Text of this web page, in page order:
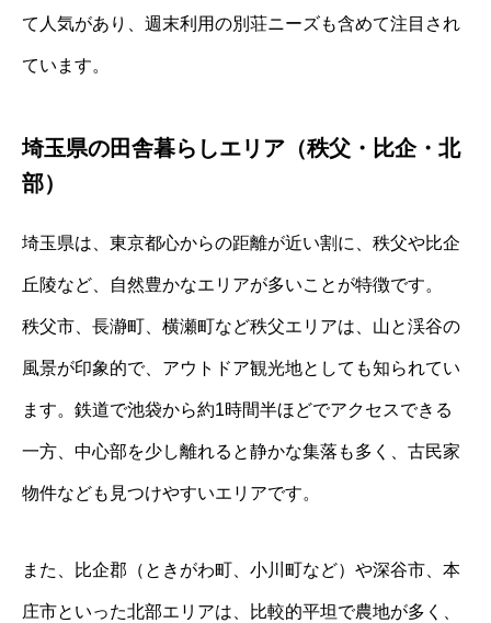
て人気があり、週末利用の別荘ニーズも含めて注目され
ています。
埼玉県の田舎暮らしエリア（秩父・比企・北
部）
埼玉県は、東京都心からの距離が近い割に、秩父や比企
丘陵など、自然豊かなエリアが多いことが特徴です。
秩父市、長瀞町、横瀬町など秩父エリアは、山と渓谷の
風景が印象的で、アウトドア観光地としても知られてい
ます。鉄道で池袋から約1時間半ほどでアクセスできる
一方、中心部を少し離れると静かな集落も多く、古民家
物件なども見つけやすいエリアです。
また、比企郡（ときがわ町、小川町など）や深谷市、本
庄市といった北部エリアは、比較的平坦で農地が多く、